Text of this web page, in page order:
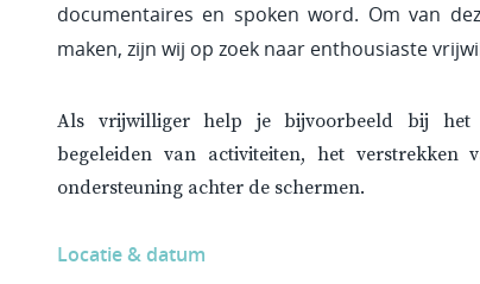
documentaires en spoken word. Om van
maken, zijn wij op zoek naar enthousiaste
Als vrijwilliger help je bijvoorbeeld bij het
begeleiden van activiteiten, het
ondersteuning achter de schermen.
Locatie & datum